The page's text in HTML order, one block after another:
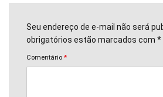
Seu endereço de e-mail não será
obrigatórios estão marcados com *
Comentário *